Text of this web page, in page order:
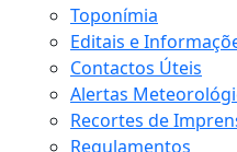
Toponímia
Editais e
Contactos Úteis
Alertas
Recortes de
Regulamentos